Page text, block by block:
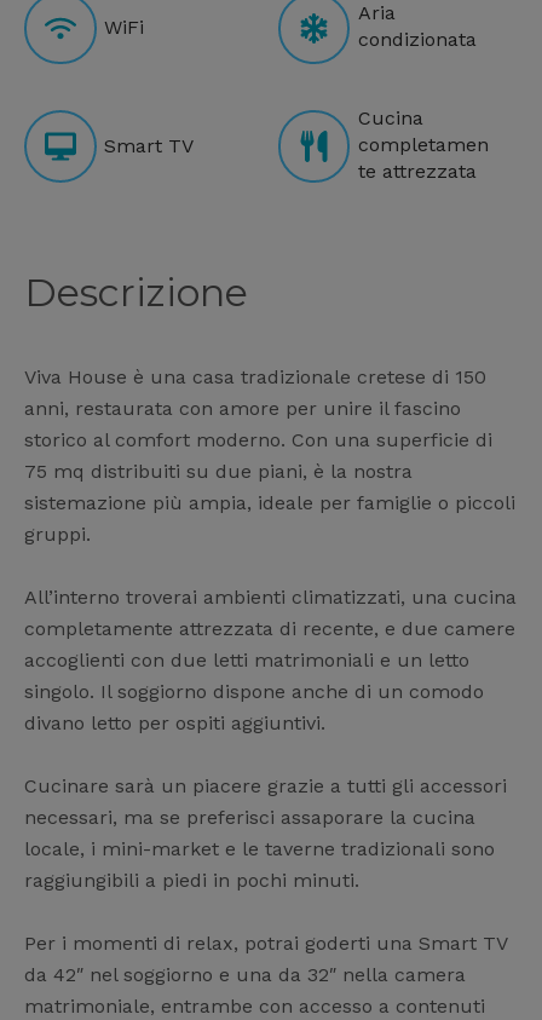
WiFi
Aria
condizionata
Smart TV
Cucina
completamen
te attrezzata
Descrizione
Viva House è una casa tradizionale cretese di 150
anni, restaurata con amore per unire il fascino
storico al comfort moderno. Con una superficie di
75 mq distribuiti su due piani, è la nostra
sistemazione più ampia, ideale per famiglie o piccoli
gruppi.
All’interno troverai ambienti climatizzati, una cucina
completamente attrezzata di recente, e due camere
accoglienti con due letti matrimoniali e un letto
singolo. Il soggiorno dispone anche di un comodo
divano letto per ospiti aggiuntivi.
Cucinare sarà un piacere grazie a tutti gli accessori
necessari, ma se preferisci assaporare la cucina
locale, i mini-market e le taverne tradizionali sono
raggiungibili a piedi in pochi minuti.
Per i momenti di relax, potrai goderti una Smart TV
da 42″ nel soggiorno e una da 32″ nella camera
matrimoniale, entrambe con accesso a contenuti